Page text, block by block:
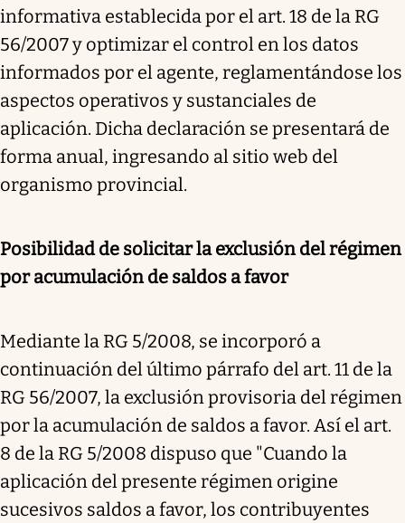
informativa establecida por el art. 18 de la RG
56/2007 y optimizar el control en los datos
informados por el agente, reglamentándose los
aspectos operativos y sustanciales de
aplicación. Dicha declaración se presentará de
forma anual, ingresando al sitio web del
organismo provincial.
Posibilidad de solicitar la exclusión del régimen
por acumulación de saldos a favor
Mediante la RG 5/2008, se incorporó a
continuación del último párrafo del art. 11 de la
RG 56/2007, la exclusión provisoria del régimen
por la acumulación de saldos a favor. Así el art.
8 de la RG 5/2008 dispuso que "Cuando la
aplicación del presente régimen origine
sucesivos saldos a favor, los contribuyentes